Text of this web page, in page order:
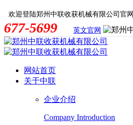
欢迎登陆郑州中联收获机械有限公司官网
677-5699
英文官网
网站首页
关于中联
企业介绍
Company Introduction